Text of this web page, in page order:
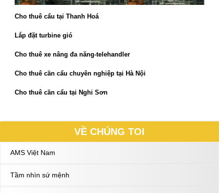
Cho thuê cẩu tại Thanh Hoá
Lắp đặt turbine gió
Cho thuê xe nâng đa năng-telehandler
Cho thuê cần cẩu chuyên nghiệp tại Hà Nội
Cho thuê cần cẩu tại Nghi Sơn
VỀ CHÚNG TOI
AMS Việt Nam
Tầm nhìn sứ mệnh